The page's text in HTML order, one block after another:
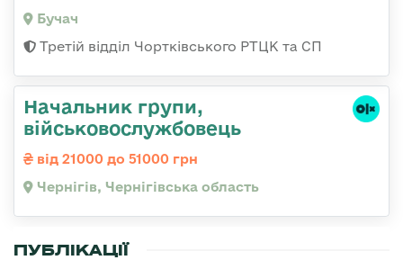
Бучач
Третій відділ Чортківського РТЦК та СП
Начальник групи,
військовослужбовець
від 21000 до 51000 грн
Чернігів, Чернігівська область
ПУБЛІКАЦІЇ